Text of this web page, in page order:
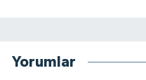
Yorumlar